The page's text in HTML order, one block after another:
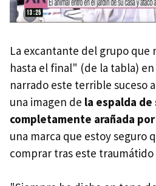
La excantante del grupo que
hasta el final" (de la tabla) en
narrado este terrible suceso
una imagen de la espalda de
completamente arañada
una marca que estoy seguro
comprar tras este traumátido